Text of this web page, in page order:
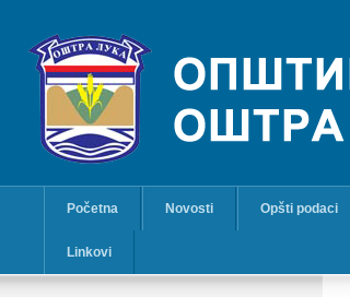
Početna Novosti Opšti podaci
Linkovi